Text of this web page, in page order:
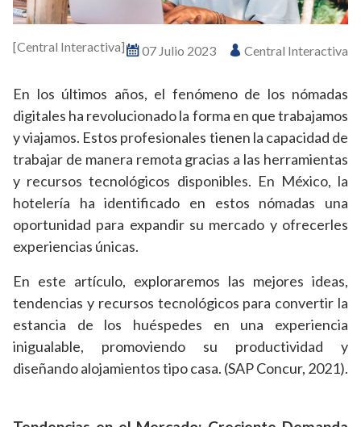
07 Julio 2023 Central Interactiva
[Central Interactiva]
En los últimos años, el fenómeno de los nómadas
digitales ha revolucionado la forma en que trabajamos
y viajamos. Estos profesionales tienen la capacidad de
trabajar de manera remota gracias a las herramientas
y recursos tecnológicos disponibles. En México, la
hotelería ha identificado en estos nómadas una
oportunidad para expandir su mercado y ofrecerles
experiencias únicas.
En este artículo, exploraremos las mejores ideas,
tendencias y recursos tecnológicos para convertir la
estancia de los huéspedes en una experiencia
inigualable, promoviendo su productividad y
diseñando alojamientos tipo casa. (SAP Concur, 2021).